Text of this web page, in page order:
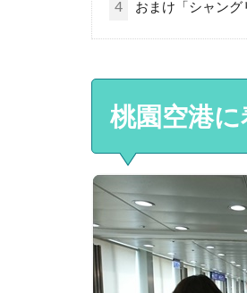
4 おまけ「シャン
桃園空港